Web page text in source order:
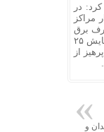
در
مراکز
برق
اعم از تنظیم کولرهای گازی روی دمای آسایش ۲۵
از
و